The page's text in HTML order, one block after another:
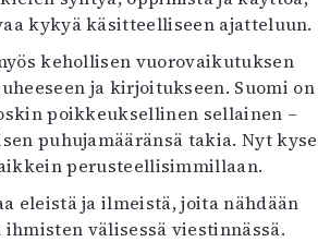
kykyä käsitteelliseen ajatteluun.
kehollisen vuorovaikutuksen
ja kirjoitukseen. Suomi on
poikkeuksellinen sellainen –
puhujamääränsä takia. Nyt kyse
perusteellisimmillaan.
eleistä ja ilmeistä, joita nähdään
välisessä viestinnässä.